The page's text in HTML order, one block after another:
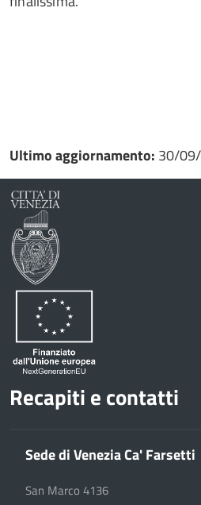
Ultimo aggiornamento: 30/
Recapiti e contatti
Sede di Venezia Ca' Farsetti
San Marco 4136